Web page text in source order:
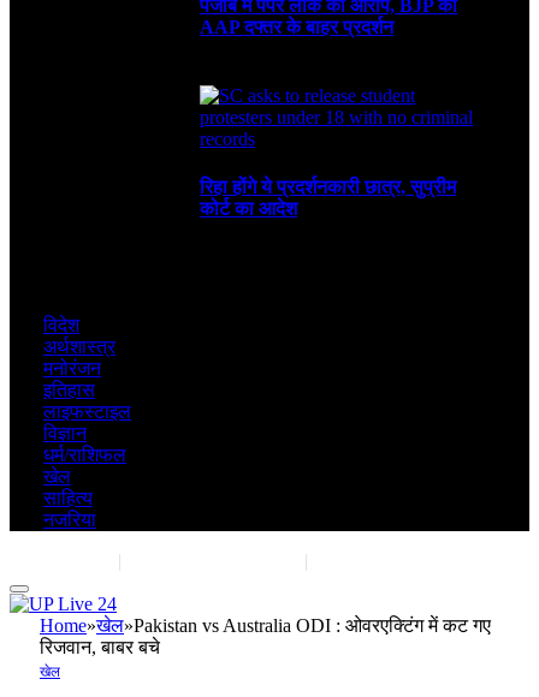
पंजाब में पेपर लीक का आरोप, BJP का
AAP दफ्तर के बाहर प्रदर्शन
रिहा होंगे ये प्रदर्शनकारी छात्र, सुप्रीम
कोर्ट का आदेश
विदेश
अर्थशास्त्र
मनोरंजन
इतिहास
लाइफस्टाइल
विज्ञान
धर्म/राशिफल
खेल
साहित्य
नजरिया
| |
Home»खेल»Pakistan vs Australia ODI : ओवरएक्टिंग में कट गए
रिजवान, बाबर बचे
खेल